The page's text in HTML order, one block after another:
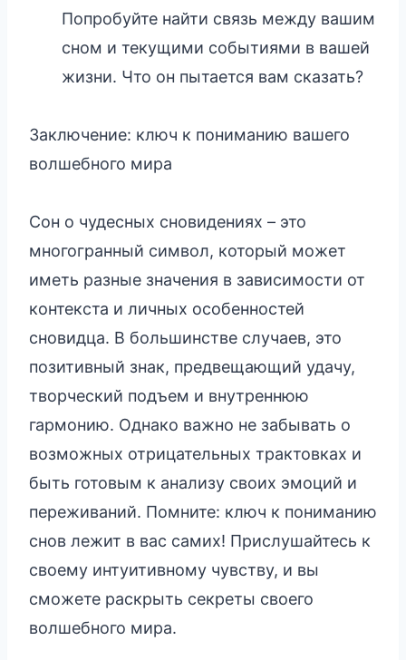
Попробуйте найти связь между вашим
сном и текущими событиями в вашей
жизни. Что он пытается вам сказать?
Заключение: ключ к пониманию вашего
волшебного мира
Сон о чудесных сновидениях – это
многогранный символ, который может
иметь разные значения в зависимости от
контекста и личных особенностей
сновидца. В большинстве случаев, это
позитивный знак, предвещающий удачу,
творческий подъем и внутреннюю
гармонию. Однако важно не забывать о
возможных отрицательных трактовках и
быть готовым к анализу своих эмоций и
переживаний. Помните: ключ к пониманию
снов лежит в вас самих! Прислушайтесь к
своему интуитивному чувству, и вы
сможете раскрыть секреты своего
волшебного мира.